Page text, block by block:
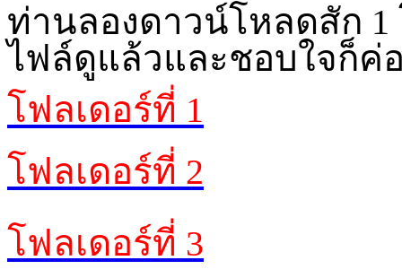
ท่านลองดาวน์โหลดสัก 1
ไฟล์ดูแล้วและชอบใจก็ค่
โฟลเดอร์ที่ 1
โฟลเดอร์ที่ 2
โฟลเดอร์ที่ 3